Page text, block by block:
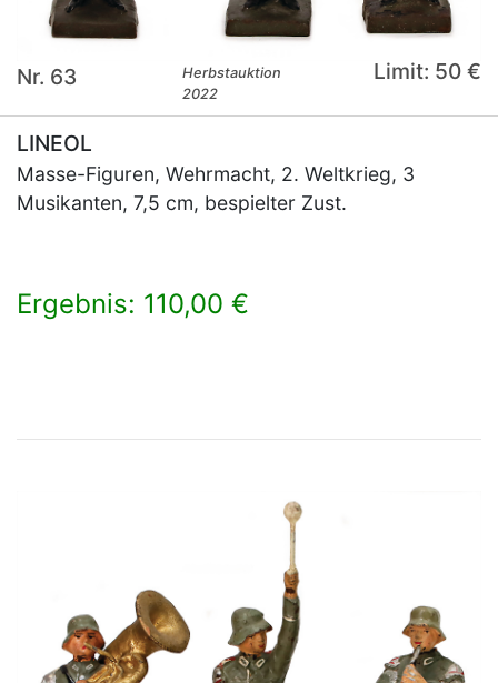
Nr. 63
Herbstauktion
2022
Limit: 50 €
LINEOL
Masse-Figuren, Wehrmacht, 2. Weltkrieg, 3
Musikanten, 7,5 cm, bespielter Zust.
Ergebnis: 110,00 €